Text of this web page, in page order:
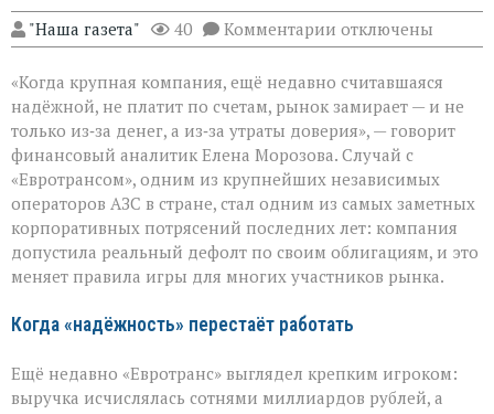
"Наша газета" 40 Комментарии к
записи
«Евротранса»:
тревожный
сигнал
для
инвесторов
отключены
«Когда крупная компания, ещё недавно считавшаяся
надёжной, не платит по счетам, рынок замирает — и не
только из‑за денег, а из‑за утраты доверия», — говорит
финансовый аналитик Елена Морозова. Случай с
«Евротрансом», одним из крупнейших независимых
операторов АЗС в стране, стал одним из самых заметных
корпоративных потрясений последних лет: компания
допустила реальный дефолт по своим облигациям, и это
меняет правила игры для многих участников рынка.
Когда «надёжность» перестаёт работать
Ещё недавно «Евротранс» выглядел крепким игроком:
выручка исчислялась сотнями миллиардов рублей, а